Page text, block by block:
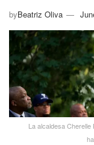
byBeatriz Oliva
La alcaldesa